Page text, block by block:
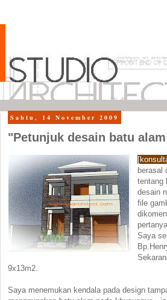
Sabtu, 14 November 2009
"Petunjuk desain batu
[
berasal
tentang
desain
file
Saya
9x13m2.
Saya menemukan kendala pada design